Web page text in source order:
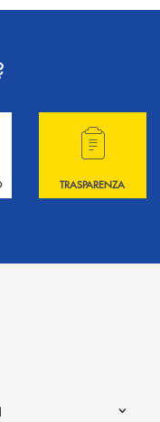
Contattaci !
Hai bisogno di
TRASPARENZA